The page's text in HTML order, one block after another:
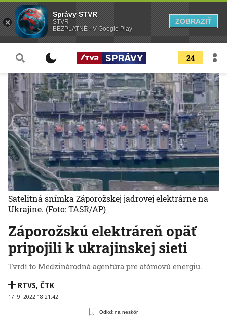
24
Záporožskú elektráreň opäť
pripojili k ukrajinskej sieti
Tvrdí to Medzinárodná agentúra pre atómovú energiu.
RTVS, ČTK
17. 9. 2022 18:21:42
Odlož na neskôr
Satelitná snímka Záporožskej jadrovej elektrárne na
Ukrajine. (Foto: TASR/AP)
Správy STVR
STVR
BEZPLATNÉ - V Google Play
ZOBRAZIŤ